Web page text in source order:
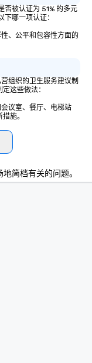
被认证为 51% 的多元
哪一项认证：
、公平和包容性方面的
组织的卫生服务建议制
这些做法：
议室、餐厅、电梯站
施。
简档有关的问题。